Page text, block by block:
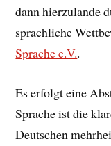
dannhierzulande
sprachliche
Sprache e.V..
Es erfolgt eine
Sprache ist die
Deutschen